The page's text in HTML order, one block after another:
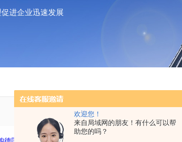
欢迎您！
来自局域网的朋友！有什么可以帮
助您的吗？
进企业迅速发展